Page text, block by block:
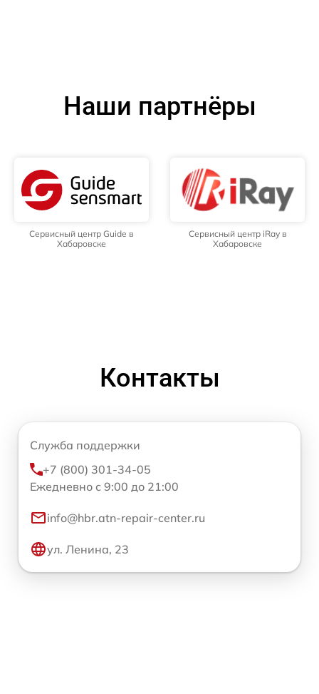
Наши партнёры
Сервисный центр Guide в
Хабаровске
Сервисный центр iRay в
Хабаровске
Контакты
Служба поддержки
+7 (800) 301-34-05
Ежедневно с 9:00 до 21:00
info@hbr.atn-repair-center.ru
ул. Ленина, 23